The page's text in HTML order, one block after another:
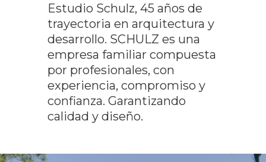
Estudio Schulz, 45 años de
trayectoria en arquitectura y
desarrollo. SCHULZ es una
empresa familiar compuesta
por profesionales, con
experiencia, compromiso y
confianza. Garantizando
calidad y diseño.